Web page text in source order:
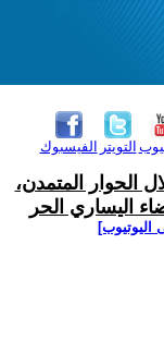
الفيسبوك التويتر
الحوار المتمدن،
اليساري الحر
اليوتيوب]